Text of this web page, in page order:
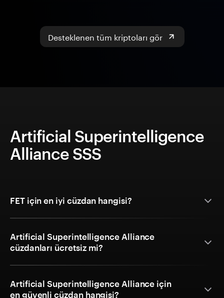
Desteklenen tüm kriptoları gör
Artificial Superintelligence
Alliance SSS
FET için en iyi cüzdan hangisi?
Artificial Superintelligence Alliance
cüzdanları ücretsiz mi?
Artificial Superintelligence Alliance için
en güvenli cüzdan hangisi?